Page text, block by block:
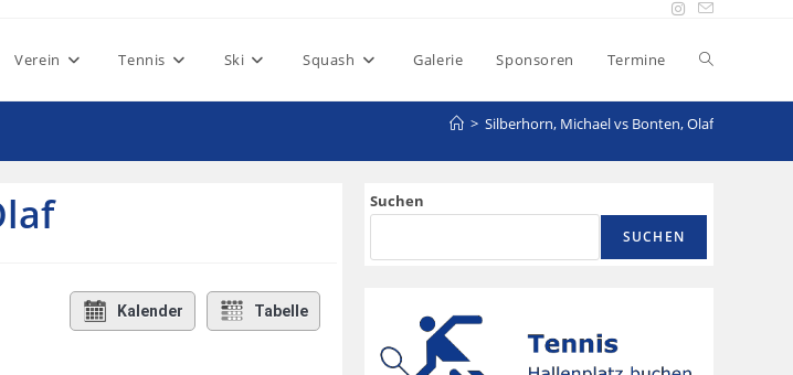
Verein Tennis Ski Squash Galerie Sponsoren Termine
> Silberhorn, Michael vs Bonten, Olaf
Kalender Tabelle
Suchen
SUCHEN